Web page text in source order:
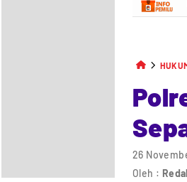
26
Oleh :